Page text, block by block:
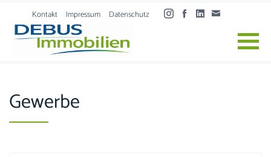
Skip to content
Kontakt Impressum Datenschutz
Gewerbe